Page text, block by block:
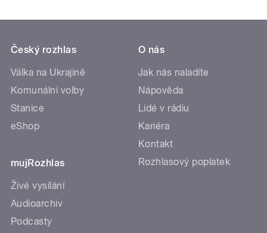
Český rozhlas
Válka na Ukrajině
Komunální volby
Stanice
eShop
mujRozhlas
Živé vysílání
Audioarchiv
Podcasty
O nás
Jak nás naladíte
Nápověda
Lidé v rádiu
Kariéra
Kontakt
Rozhlasový poplatek